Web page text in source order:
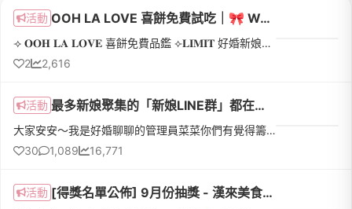
活動 OOH LA LOVE 喜餅免費試吃｜🎀 Wedding Date 愛情甜度鑑定所
⟢ 𝐎𝐎𝐇 𝐋𝐀 𝐋𝐎𝐕𝐄 喜餅免費品鑑 ⟣𝐋𝐈𝐌𝐈𝐓 好婚新娘獨家｜搶先試吃品牌最新上市禮盒 ♡期間限定優惠活動 🎀專為忙碌、選擇困難的準新人們舉辦​💛 線上心理測驗 → 精準推薦命定盒款💛 新款禮盒獨家曝光 → 搶先試吃、搶先預訂💛...
2
2,616
活動 最多新娘聚集的「新娘LINE群」都在這～最多元！多齊全！
大家安安～我是好婚聊聊的管理員菜菜你們有覺得籌備婚禮單打獨鬥很辛苦，很想找同樣身為新娘的人討論嗎？😔可是想找新娘私下討論，又不知道要去哪裡找，怎麼辦🙈別擔心～菜菜幫大家整理了一份「新娘LINE群組 佈告欄」裡面收錄了超過50個新娘群組👰依照群組性質還分成了：地區 / 時間 / 婚宴場地 / 婚紗禮服 / 喜餅 / 小物拍印機婚宴軟體 / 蜜月 / 沒有限制 一共8個分類，希望能幫助大家更快找尋到
30
1,089 16,771
活動 [得獎名單公佈] 9月份抽獎 - 漢來美食2000元禮券！「漢來海港」生猛海鮮吃到飽！